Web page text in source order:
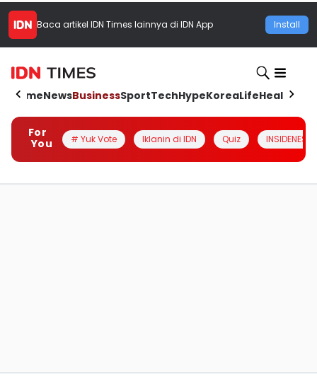
Baca artikel IDN Times lainnya di IDN App Install
HomeNewsBusinessSportTechHypeKoreaLifeHealth
For
You
# Yuk Vote Iklanin di IDN Quiz INSIDENESIA